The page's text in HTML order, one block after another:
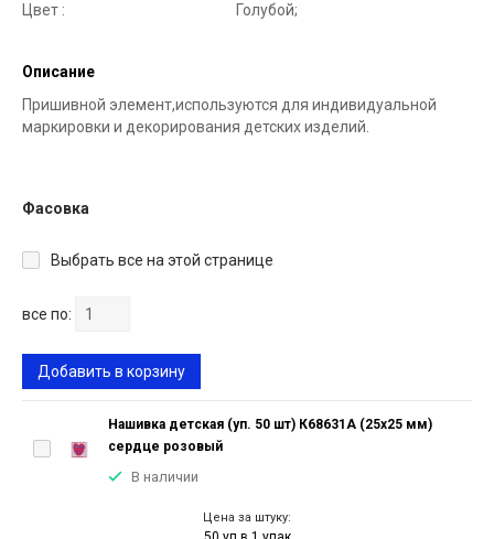
Цвет :
Голубой;
Описание
Пришивной элемент,используются для индивидуальной
маркировки и декорирования детских изделий.
Фасовка
Выбрать все на этой странице
все по:
Добавить в корзину
Нашивка детская (уп. 50 шт) К68631А (25х25 мм)
сердце розовый
В наличии
Цена за штуку: